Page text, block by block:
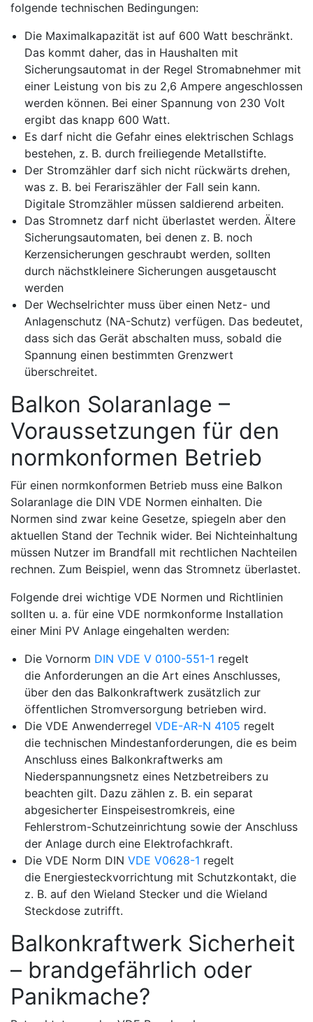
folgende technischen Bedingungen:
Die Maximalkapazität ist auf 600 Watt beschränkt.
Das kommt daher, das in Haushalten mit
Sicherungsautomat in der Regel Stromabnehmer mit
einer Leistung von bis zu 2,6 Ampere angeschlossen
werden können. Bei einer Spannung von 230 Volt
ergibt das knapp 600 Watt.
Es darf nicht die Gefahr eines elektrischen Schlags
bestehen, z. B. durch freiliegende Metallstifte.
Der Stromzähler darf sich nicht rückwärts drehen,
was z. B. bei Ferariszähler der Fall sein kann.
Digitale Stromzähler müssen saldierend arbeiten.
Das Stromnetz darf nicht überlastet werden. Ältere
Sicherungsautomaten, bei denen z. B. noch
Kerzensicherungen geschraubt werden, sollten
durch nächstkleinere Sicherungen ausgetauscht
werden
Der Wechselrichter muss über einen Netz- und
Anlagenschutz (NA-Schutz) verfügen. Das bedeutet,
dass sich das Gerät abschalten muss, sobald die
Spannung einen bestimmten Grenzwert
überschreitet.
Balkon Solaranlage –
Voraussetzungen für den
normkonformen Betrieb
Für einen normkonformen Betrieb muss eine Balkon
Solaranlage die DIN VDE Normen einhalten. Die
Normen sind zwar keine Gesetze, spiegeln aber den
aktuellen Stand der Technik wider. Bei Nichteinhaltung
müssen Nutzer im Brandfall mit rechtlichen Nachteilen
rechnen. Zum Beispiel, wenn das Stromnetz überlastet.
Folgende drei wichtige VDE Normen und Richtlinien
sollten u. a. für eine VDE normkonforme Installation
einer Mini PV Anlage eingehalten werden:
Die Vornorm DIN VDE V 0100-551-1 regelt
die Anforderungen an die Art eines Anschlusses,
über den das Balkonkraftwerk zusätzlich zur
öffentlichen Stromversorgung betrieben wird.
Die VDE Anwenderregel VDE-AR-N 4105 regelt
die technischen Mindestanforderungen, die es beim
Anschluss eines Balkonkraftwerks am
Niederspannungsnetz eines Netzbetreibers zu
beachten gilt. Dazu zählen z. B. ein separat
abgesicherter Einspeisestromkreis, eine
Fehlerstrom-Schutzeinrichtung sowie der Anschluss
der Anlage durch eine Elektrofachkraft.
Die VDE Norm DIN VDE V0628-1 regelt
die Energiesteckvorrichtung mit Schutzkontakt, die
z. B. auf den Wieland Stecker und die Wieland
Steckdose zutrifft.
Balkonkraftwerk Sicherheit
– brandgefährlich oder
Panikmache?